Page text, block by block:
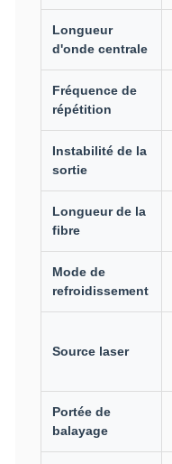
Longueur
d'onde centrale
Fréquence de
répétition
Instabilité de la
sortie
Longueur de la
fibre
Mode de
refroidissement
Source laser
Portée de
balayage